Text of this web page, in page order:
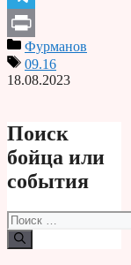
Telegram
PrintФурманов
09.16
18.08.2023
Поиск
бойца или
события
Поиск: